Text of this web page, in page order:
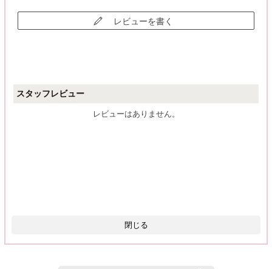
レビューを書く
スタッフレビュー
レビューはありません。
閉じる